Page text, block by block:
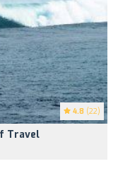
4.8 (22)
Travel